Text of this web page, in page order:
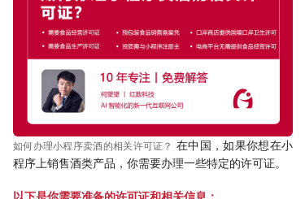
如何办理小程序卖酒的相关许可证？ 在中国，如果你想在小
程序上销售酒类产品，你需要办理一些特定的许可证。
以下是你需要准备的许可证和相关信息：